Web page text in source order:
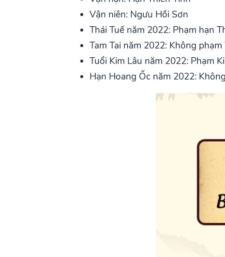
Vận niên: Ngưu Hồi Sơn
Thái Tuế năm 2022: Phạm hạn
Tam Tai năm 2022: Không phạm
Tuổi Kim Lâu năm 2022: Phạm
Hạn Hoang Ốc năm 2022: